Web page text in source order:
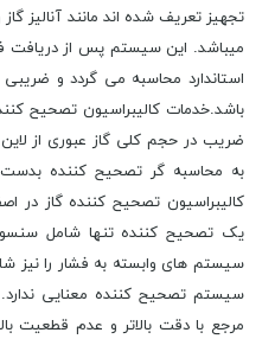
تجهیز تعریف شده اند مانند آنالیز
میباشد. این سیستم پس از دریافت
استاندارد محاسبه می گردد و
باشد.خدمات کالیبراسیون تصحیح
ضریب در حجم کلی گاز عبوری از
به محاسبه گر تصحیح کننده بدست
کالیبراسیون تصحیح کننده گاز در
یک تصحیح کننده تنها شامل
سیستم های وابسته به فشار را نیز
سیستم تصحیح کننده معنایی
مرجع با دقت بالاتر و عدم قطعیت